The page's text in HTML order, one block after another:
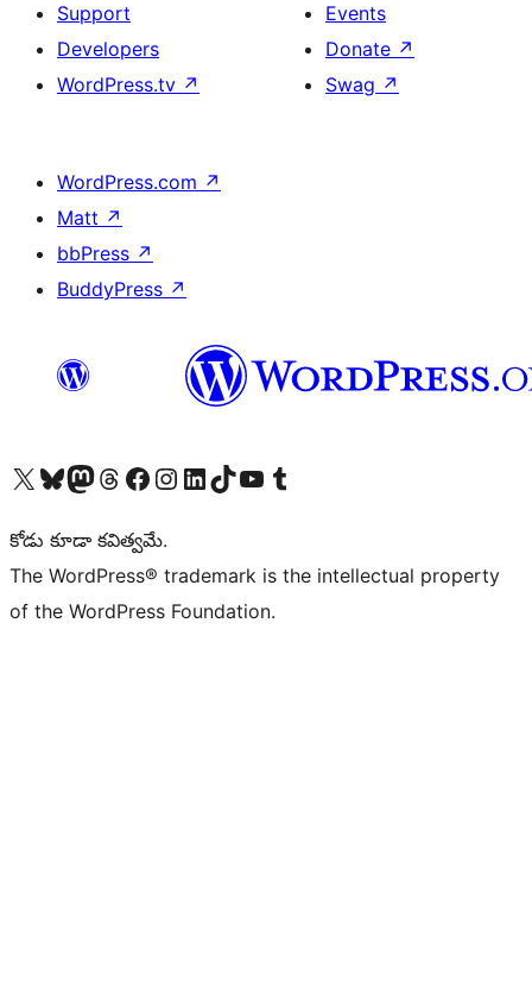
Support
Developers
WordPress.tv ↗
Events
Donate ↗
Swag ↗
WordPress.com ↗
Matt ↗
bbPress ↗
BuddyPress ↗
Visit our X (formerly Twitter) account
Visit our Bluesky account
Visit our Mastodon account
Visit our Threads account
Visit our Facebook page
Visit our Instagram account
Visit our LinkedIn account
Visit our TikTok account
Visit our YouTube channel
Visit our Tumblr account
కోడు కూడా కవిత్వమే.
The WordPress® trademark is the intellectual property
of the WordPress Foundation.